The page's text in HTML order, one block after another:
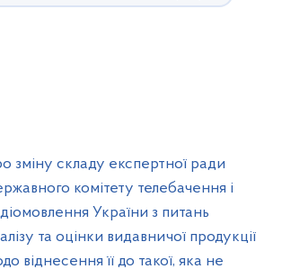
зміну складу експертної ради
комітету телебачення і
України з питань
та оцінки видавничої продукції
віднесення її до такої, яка не